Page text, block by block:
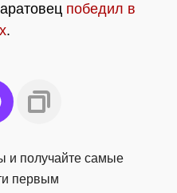
победил в
.
и получайте самые
первым